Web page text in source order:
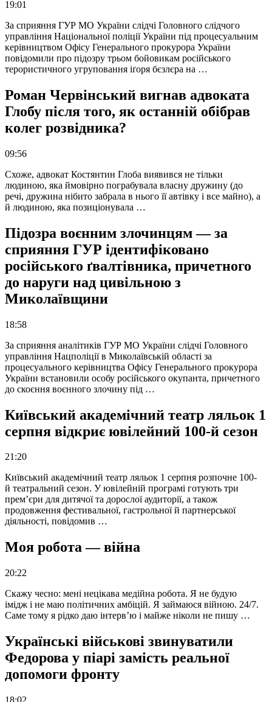
19:01
За сприяння ГУР МО України слідчі Головного слідчого
управління Національної поліції України під процесуальним
керівництвом Офісу Генерального прокурора України
повідомили про підозру трьом бойовикам російського
терористичного угруповання іґоря бєзлєра на …
Роман Червінський вигнав адвоката
Глобу після того, як останній обібрав
колег розвідника?
09:56
Схоже, адвокат Костянтин Глоба виявився не тільки
людиною, яка ймовірно пограбувала власну дружину (до
речі, дружина нібито забрала в нього її автівку і все майно), а
й людиною, яка позиціонувала …
Підозра воєнним злочинцям — за
сприяння ГУР ідентифіковано
російського ґвалтівника, причетного
до наруги над цивільною з
Миколаївщини
18:58
За сприяння аналітиків ГУР МО України слідчі Головного
управління Нацполіції в Миколаївській області за
процесуального керівництва Офісу Генерального прокурора
України встановили особу російського окупанта, причетного
до скоєння воєнного злочину під …
Київський академічний театр ляльок 1
серпня відкриє ювілейний 100-й сезон
21:20
Київський академічний театр ляльок 1 серпня розпочне 100-
й театральний сезон. У ювілейній програмі готують три
прем’єри для дитячої та дорослої аудиторії, а також
продовження фестивальної, гастрольної й партнерської
діяльності, повідомив …
Моя робота — війна
20:22
Скажу чесно: мені нецікава медійна робота. Я не будую
імідж і не маю політичних амбіцій. Я займаюся війною. 24/7.
Саме тому я рідко даю інтерв’ю і майже ніколи не пишу …
Українські військові звинуватили
Федорова у піарі замість реальної
допомоги фронту
18:02